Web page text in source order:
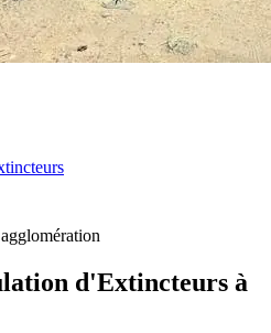
d'Extincteurs à